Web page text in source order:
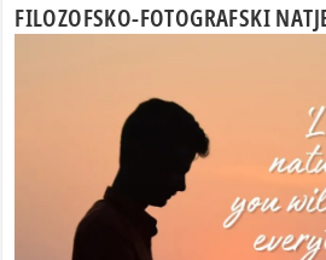
FILOZOFSKO-FOTOGRAFSKI